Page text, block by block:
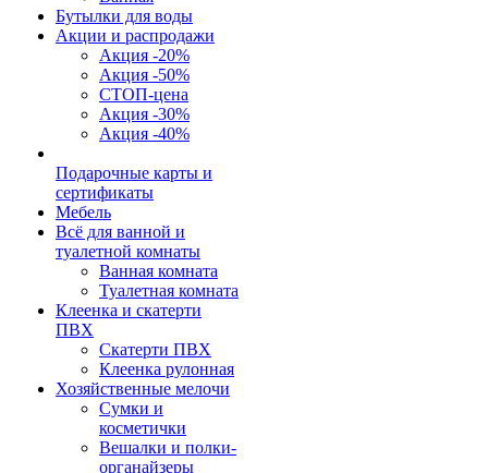
Бутылки для воды
Акции и распродажи
Акция -20%
Акция -50%
СТОП-цена
Акция -30%
Акция -40%
Подарочные карты и
сертификаты
Мебель
Всё для ванной и
туалетной комнаты
Ванная комната
Туалетная комната
Клеенка и скатерти
ПВХ
Скатерти ПВХ
Клеенка рулонная
Хозяйственные мелочи
Сумки и
косметички
Вешалки и полки-
органайзеры